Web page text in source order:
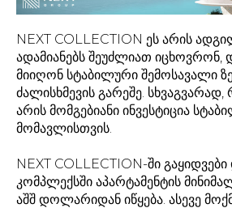
NEXT COLLECTION ეს არის
ადამიანებს შეუძლიათ იცხოვრონ,
მიიღონ სტაბილური შემოსავალი
ძალისხმევის გარეშე.
არის მომგებიანი ინვესტიცია
მომავლისთვის.
NEXT COLLECTION-ში
კომპლექსში აპარტამენტის
აშშ დოლარიდან იწყება. ასევე